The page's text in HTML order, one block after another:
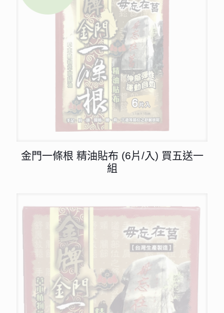
金門一條根 精油貼布 (6片/入) 買五送一
組